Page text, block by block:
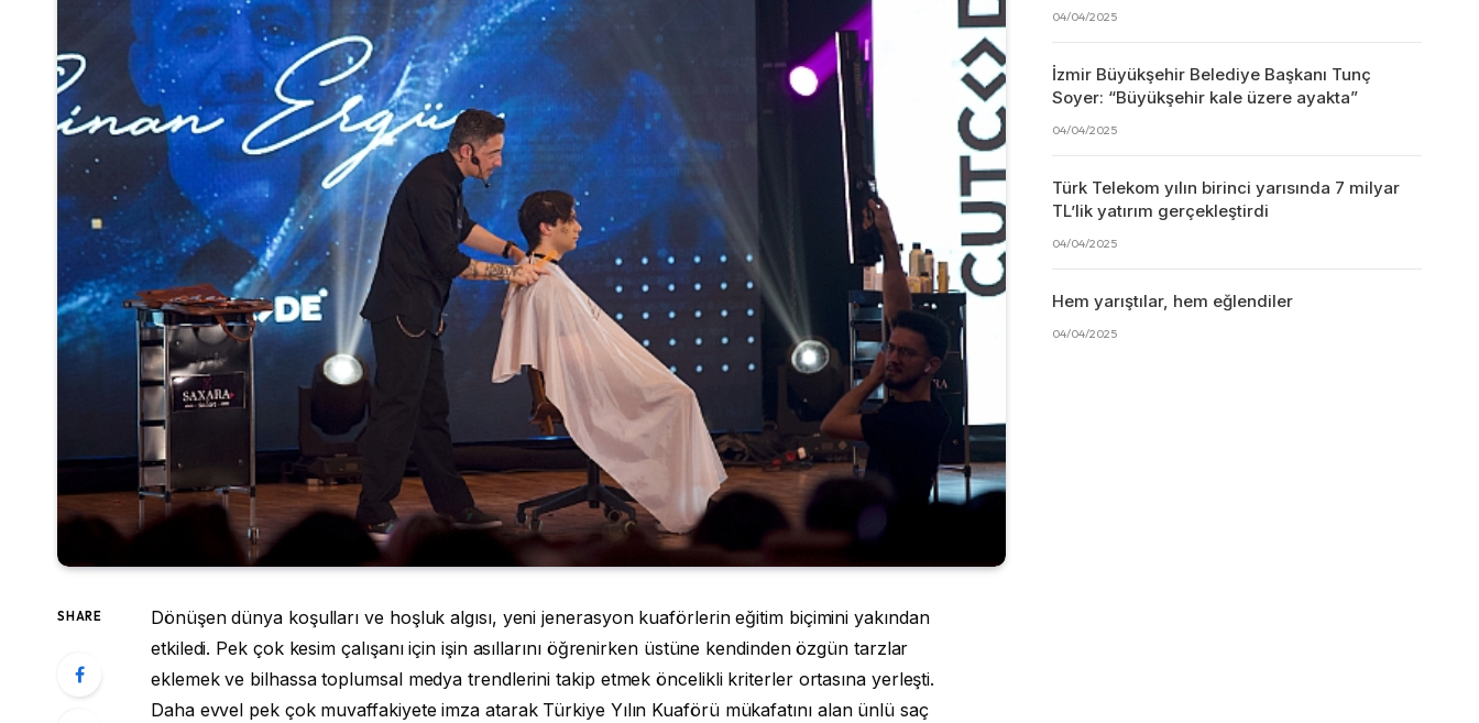
SHARE
Dönüşen dünya koşulları ve hoşluk algısı, yeni jenerasyon kuaförlerin eğitim biçimini yakından
etkiledi. Pek çok kesim çalışanı için işin asıllarını öğrenirken üstüne kendinden özgün tarzlar
eklemek ve bilhassa toplumsal medya trendlerini takip etmek öncelikli kriterler ortasına yerleşti.
Daha evvel pek çok muvaffakiyete imza atarak Türkiye Yılın Kuaförü mükafatını alan ünlü saç
04/04/2025
İzmir Büyükşehir Belediye Başkanı Tunç
Soyer: “Büyükşehir kale üzere ayakta”
04/04/2025
Türk Telekom yılın birinci yarısında 7 milyar
TL’lik yatırım gerçekleştirdi
04/04/2025
Hem yarıştılar, hem eğlendiler
04/04/2025